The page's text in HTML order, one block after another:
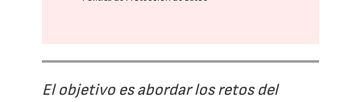
El objetivo es abordar los retos del